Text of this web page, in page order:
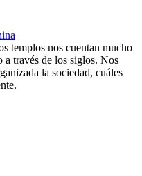
templos nos cuentan mucho
a través de los siglos. Nos
la sociedad, cuáles